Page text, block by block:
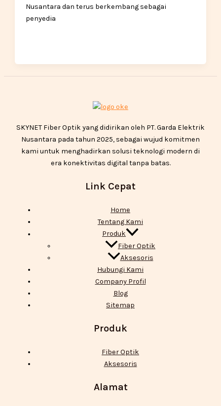
Nusantara dan terus berkembang sebagai
penyedia
SKYNET Fiber Optik yang didirikan oleh PT. Garda Elektrik
Nusantara pada tahun 2025, sebagai wujud komitmen
kami untuk menghadirkan solusi teknologi modern di
era konektivitas digital tanpa batas.
Link Cepat
Home
Tentang Kami
Produk
Fiber Optik
Aksesoris
Hubungi Kami
Company Profil
Blog
Sitemap
Produk
Fiber Optik
Aksesoris
Alamat